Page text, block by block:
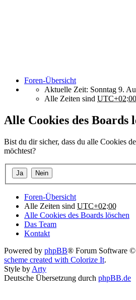
Foren-Übersicht
Aktuelle Zeit: Sonntag 9.
Alle Zeiten sind UTC+02:00
Alle Cookies des Boards
Bist du dir sicher, dass du alle Cookies
möchtest?
Foren-Übersicht
Alle Zeiten sind UTC+02:00
Alle Cookies des Boards löschen
Das Team
Kontakt
Powered by phpBB® Forum Software
scheme created with Colorize It.
Style by Arty
Deutsche Übersetzung durch phpBB.de